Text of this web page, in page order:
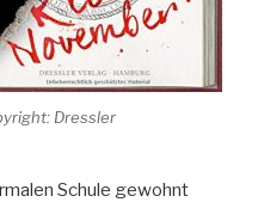
Dressler
Schule gewohnt